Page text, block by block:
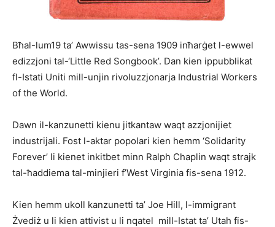
Bħal-lum19 ta’ Awwissu tas-sena 1909 inħarġet l-ewwel
edizzjoni tal-‘Little Red Songbook’. Dan kien ippubblikat
fl-Istati Uniti mill-unjin rivoluzzjonarja Industrial Workers
of the World.
Dawn il-kanzunetti kienu jitkantaw waqt azzjonijiet
industrijali. Fost l-aktar popolari kien hemm ‘Solidarity
Forever’ li kienet inkitbet minn Ralph Chaplin waqt strajk
tal-ħaddiema tal-minjieri f’West Virginia fis-sena 1912.
Kien hemm ukoll kanzunetti ta’ Joe Hill, l-immigrant
Żvediż u li kien attivist u li nqatel mill-Istat ta’ Utah fis-